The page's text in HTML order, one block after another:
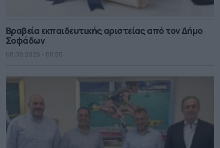
Βραβεία εκπαιδευτικής αριστείας από τον Δήμο
Σοφάδων
08.08.2026 - 08.55